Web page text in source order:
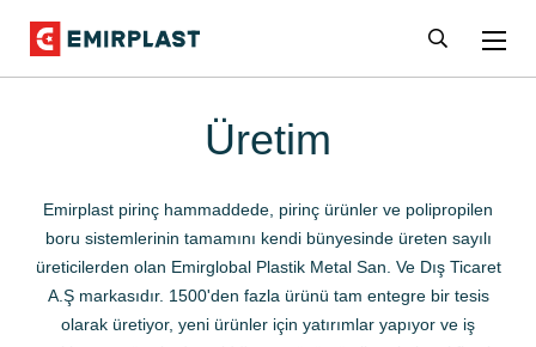
Üretim
Emirplast pirinç hammaddede, pirinç ürünler ve polipropilen
boru sistemlerinin tamamını kendi bünyesinde üreten sayılı
üreticilerden olan Emirglobal Plastik Metal San. Ve Dış Ticaret
A.Ş markasıdır. 1500'den fazla ürünü tam entegre bir tesis
olarak üretiyor, yeni ürünler için yatırımlar yapıyor ve iş